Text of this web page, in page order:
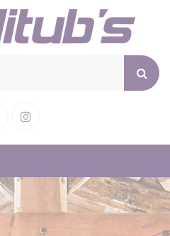
FacebookInstagram